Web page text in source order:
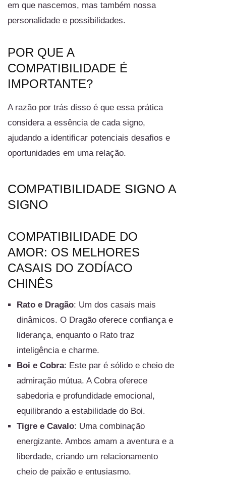
em que nascemos, mas também nossa
personalidade e possibilidades.
POR QUE A
COMPATIBILIDADE É
IMPORTANTE?
A razão por trás disso é que essa prática
considera a essência de cada signo,
ajudando a identificar potenciais desafios e
oportunidades em uma relação.
COMPATIBILIDADE SIGNO A
SIGNO
COMPATIBILIDADE DO
AMOR: OS MELHORES
CASAIS DO ZODÍACO
CHINÊS
Rato e Dragão: Um dos casais mais
dinâmicos. O Dragão oferece confiança e
liderança, enquanto o Rato traz
inteligência e charme.
Boi e Cobra: Este par é sólido e cheio de
admiração mútua. A Cobra oferece
sabedoria e profundidade emocional,
equilibrando a estabilidade do Boi.
Tigre e Cavalo: Uma combinação
energizante. Ambos amam a aventura e a
liberdade, criando um relacionamento
cheio de paixão e entusiasmo.